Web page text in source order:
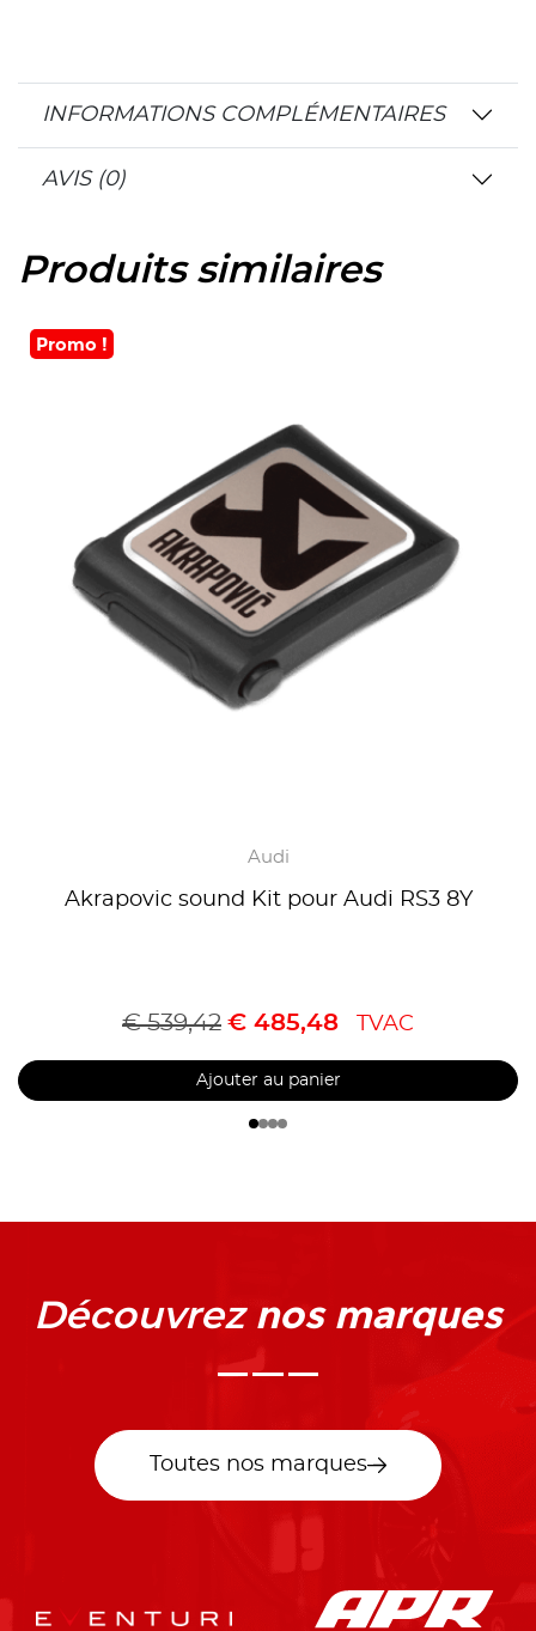
INFORMATIONS COMPLÉMENTAIRES
AVIS (0)
Produits similaires
Promo !
Audi
Akrapovic sound Kit pour Audi RS3 8Y
€539,42 € 485,48 TVAC
Ajouter au panier
Découvrez nos marques
Toutes nos marques